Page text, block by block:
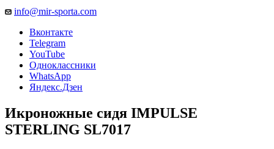
info@mir-sporta.com
Вконтакте
Telegram
YouTube
Одноклассники
WhatsApp
Яндекс.Дзен
Икроножные сидя IMPULSE
STERLING SL7017